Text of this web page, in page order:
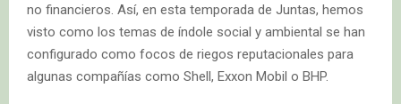
no financieros. Así, en esta temporada de Juntas, hemos
visto como los temas de índole social y ambiental se han
configurado como focos de riegos reputacionales para
algunas compañías como Shell, Exxon Mobil o BHP.